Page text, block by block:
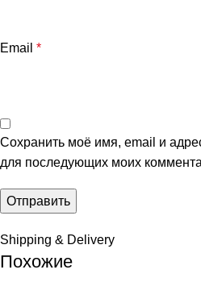
Email *
Сохранить моё имя, email и
для последующих моих
Shipping & Delivery
Похожие